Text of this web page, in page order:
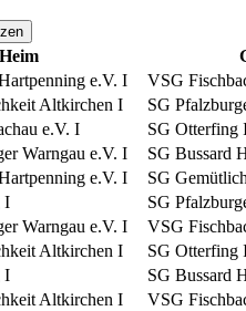
Heim
e.V. I
VSG
Altkirchen I
SG
e.V. I
SG Otterfing
Warngau e.V. I
SG Bussard
e.V. I
SG
I
SG
Warngau e.V. I
VSG
Altkirchen I
SG Otterfing
I
SG Bussard
Altkirchen I
VSG